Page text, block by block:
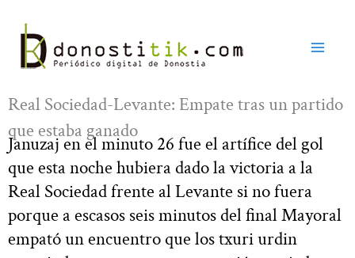
contenido
Real Sociedad-Levante: Empate tras un partido
que estaba ganado
Januzaj en el minuto 26 fue el artífice del gol
que esta noche hubiera dado la victoria a la
Real Sociedad frente al Levante si no fuera
porque a escasos seis minutos del final Mayoral
empató un encuentro que los txuri urdin